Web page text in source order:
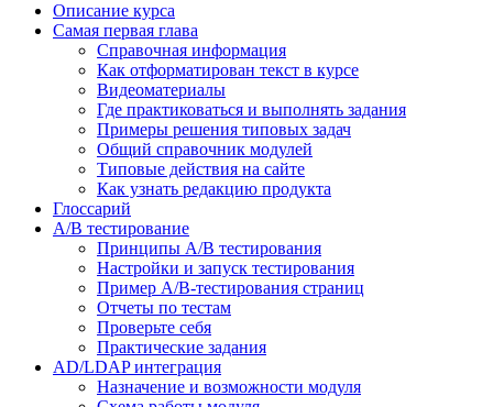
Описание курса
Самая первая глава
Справочная информация
Как отформатирован текст в курсе
Видеоматериалы
Где практиковаться и выполнять задания
Примеры решения типовых задач
Общий справочник модулей
Типовые действия на сайте
Как узнать редакцию продукта
Глоссарий
A/B тестирование
Принципы A/B тестирования
Настройки и запуск тестирования
Пример A/B-тестирования страниц
Отчеты по тестам
Проверьте себя
Практические задания
AD/LDAP интеграция
Назначение и возможности модуля